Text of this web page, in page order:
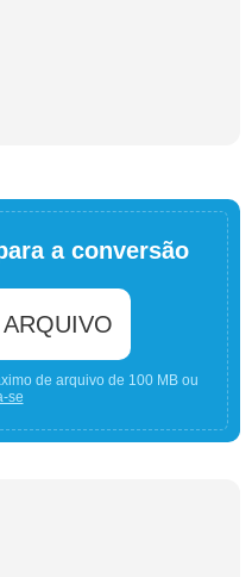
a conversão
de arquivo de 100 MB ou
se